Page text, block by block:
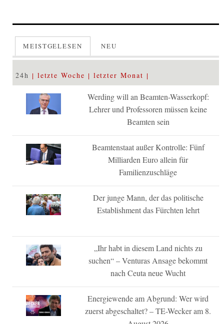
MEISTGELESEN NEU
24h letzte Woche letzter Monat
Werding will an Beamten-Wasserkopf:
Lehrer und Professoren müssen keine
Beamten sein
Beamtenstaat außer Kontrolle: Fünf
Milliarden Euro allein für
Familienzuschläge
Der junge Mann, der das politische
Establishment das Fürchten lehrt
„Ihr habt in diesem Land nichts zu
suchen“ – Venturas Ansage bekommt
nach Ceuta neue Wucht
Energiewende am Abgrund: Wer wird
zuerst abgeschaltet? – TE-Wecker am 8.